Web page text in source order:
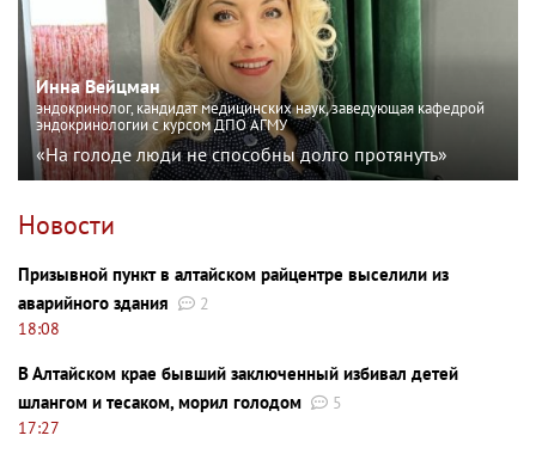
Инна Вейцман
эндокринолог, кандидат медицинских наук, заведующая кафедрой
эндокринологии с курсом ДПО АГМУ
«На голоде люди не способны долго протянуть»
Новости
Призывной пункт в алтайском райцентре выселили из
аварийного здания
2
18:08
В Алтайском крае бывший заключенный избивал детей
шлангом и тесаком, морил голодом
5
17:27